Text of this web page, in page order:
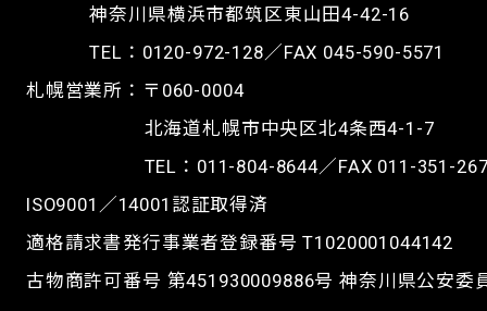
神奈川県横浜市都筑区東山田4-42-16
TEL： 0120-972-128／FAX 045-590-5571
札幌営業所：〒060-0004
北海道札幌市中央区北4条西4-1-7
TEL： 011-804-8644／FAX 011-351-
ISO9001／14001認証取得済
適格請求書発行事業者登録番号 T1020001044142
古物商許可番号 第451930009886号 神奈川県公安委